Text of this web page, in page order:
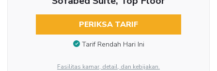
PERIKSA TARIF
Tarif Rendah Hari Ini
Fasilitas kamar, detail, dan kebijakan.